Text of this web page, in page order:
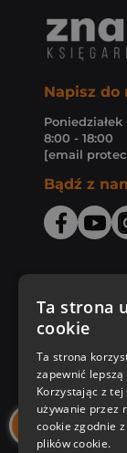
Napisz do
8:00 - 18:00
[email
Bądź z
Zakupy u nas
Nasza
Nasi
Ta strona
cookie
Ta strona
zapewnić
Korzystając z
używanie przez
cookie zgodnie
plików cookie.